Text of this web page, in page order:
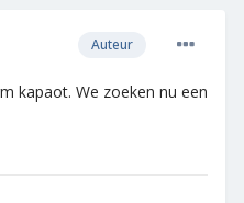
Auteur
kapaot. We zoeken nu een